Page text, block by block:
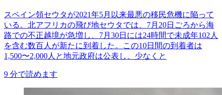
スペイン領セウタが2021年5月以来最悪の移民危機に陥って
いる。北アフリカの飛び地セウタでは、7月20日ごろから海
路での不正越境が急増し、7月30日には24時間で未成年102人
を含む数百人が新たに到着した。この10日間の到着者は
1,500〜2,000人と地元政府は公表し、少なくと
9 分で読めます